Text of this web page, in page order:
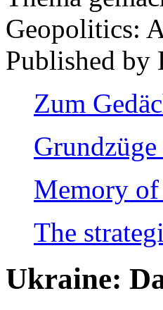
Geopolitics:
Published
Zum
Memory of
The
Ukraine: